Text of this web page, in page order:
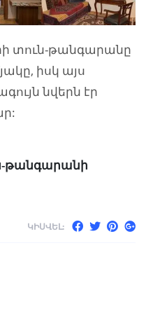
տուն-թանգարանը
իսկ այս
նվերն էր
թանգարանի
ԿԻՍՎԵԼ: